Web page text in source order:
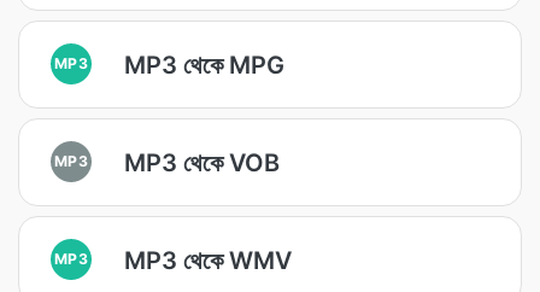
MP3 MP3 থেকে MPG
MP3 MP3 থেকে VOB
MP3 MP3 থেকে WMV